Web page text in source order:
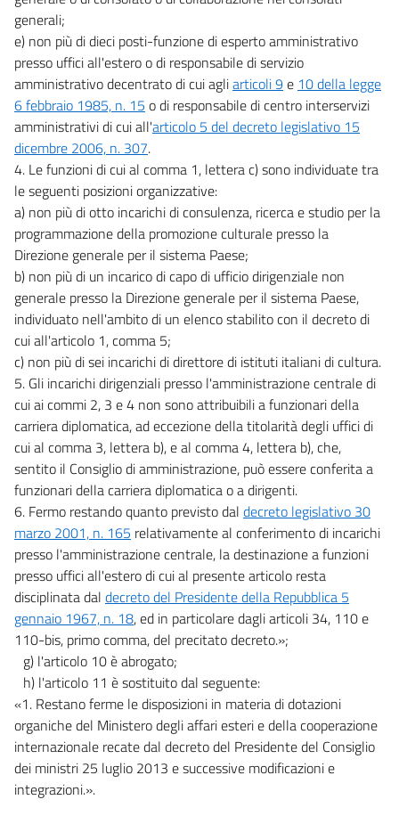
generali;
e) non più di dieci posti-funzione di esperto amministrativo
presso uffici all'estero o di responsabile di servizio
amministrativo decentrato di cui agliarticoli 9 e 10 della legge
6 febbraio 1985, n. 15 o di responsabile di centro interservizi
amministrativi di cui all'articolo 5 del decreto legislativo 15
dicembre 2006, n. 307.
4. Le funzioni di cui al comma 1, lettera c) sono individuate tra
le seguenti posizioni organizzative:
a) non più di otto incarichi di consulenza, ricerca e studio per la
programmazione della promozione culturale presso la
Direzione generale per il sistema Paese;
b) non più di un incarico di capo di ufficio dirigenziale non
generale presso la Direzione generale per il sistema Paese,
individuato nell'ambito di un elenco stabilito con il decreto di
cui all'articolo 1, comma 5;
c) non più di sei incarichi di direttore di istituti italiani di cultura.
5. Gli incarichi dirigenziali presso l'amministrazione centrale di
cui ai commi 2, 3 e 4 non sono attribuibili a funzionari della
carriera diplomatica, ad eccezione della titolarità degli uffici di
cui al comma 3, lettera b), e al comma 4, lettera b), che,
sentito il Consiglio di amministrazione, può essere conferita a
funzionari della carriera diplomatica o a dirigenti.
6. Fermo restando quanto previsto dal decreto legislativo 30
marzo 2001, n. 165 relativamente al conferimento di incarichi
presso l'amministrazione centrale, la destinazione a funzioni
presso uffici all'estero di cui al presente articolo resta
disciplinata dal decreto del Presidente della Repubblica 5
gennaio 1967, n. 18, ed in particolare dagli articoli 34, 110 e
110-bis, primo comma, del precitato decreto.»;
g) l'articolo 10 è abrogato;
h) l'articolo 11 è sostituito dal seguente:
«1. Restano ferme le disposizioni in materia di dotazioni
organiche del Ministero degli affari esteri e della cooperazione
internazionale recate dal decreto del Presidente del Consiglio
dei ministri 25 luglio 2013 e successive modificazioni e
integrazioni.».